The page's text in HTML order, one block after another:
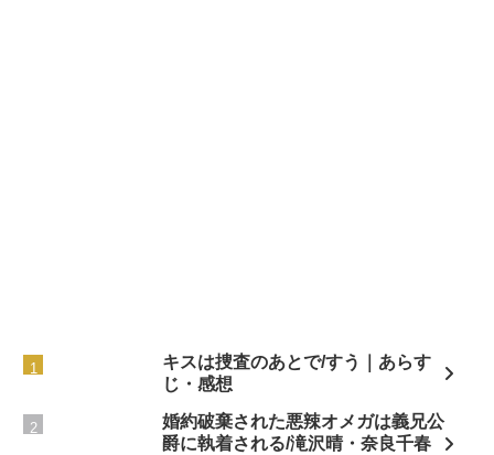
キスは捜査のあとで/すう｜あらす
じ・感想
婚約破棄された悪辣オメガは義兄公
爵に執着される/滝沢晴・奈良千春